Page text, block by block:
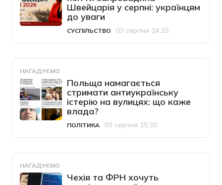
Швейцарія у серпні: українцям
до уваги
Категорія
СУСПІЛЬСТВО
Дата публікації03 серпня 14:15
НАГАДУЄМО
Польща намагається
стримати антиукраїнську
істерію на вулицях: що каже
влада?
Категорія
ПОЛІТИКА
Дата публікації
03 серпня 15:30
НАГАДУЄМО
Чехія та ФРН хочуть